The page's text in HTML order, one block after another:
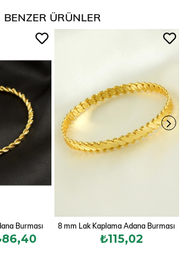
BENZER ÜRÜNLER
Burması 8 mm Lak Kaplama Adana Burması
₺115,02